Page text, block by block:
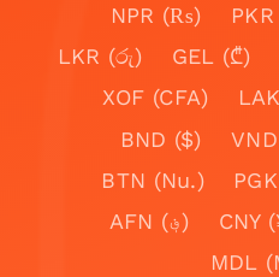
NPR (₨)
LKR (රු)
GEL (₾)
XOF (CFA)
BND ($)
BTN (Nu.)
AFN (؋)
CNY
MDL